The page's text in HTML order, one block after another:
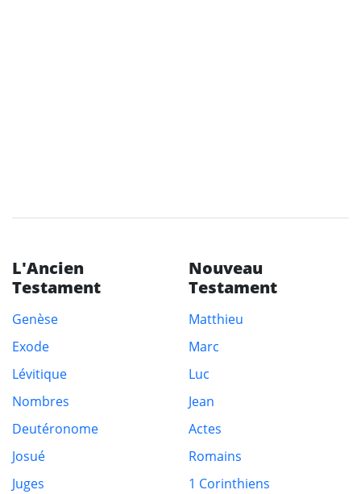
L'Ancien
Testament
Genèse
Exode
Lévitique
Nombres
Deutéronome
Josué
Juges
Nouveau
Testament
Matthieu
Marc
Luc
Jean
Actes
Romains
1 Corinthiens